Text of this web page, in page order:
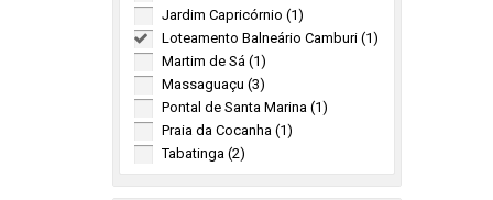
Jardim Capricórnio (1)
Loteamento Balneário Camburi (1)
Martim de Sá (1)
Massaguaçu (3)
Pontal de Santa Marina (1)
Praia da Cocanha (1)
Tabatinga (2)
São Sebastião (1)